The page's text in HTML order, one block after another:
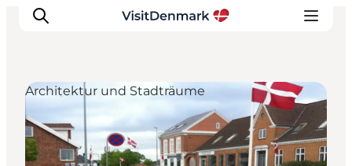
Inspiration
Regionen
Architektur und Stadträume